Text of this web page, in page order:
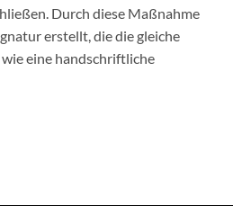
Durch diese Maßnahme
erstellt, die die gleiche
eine handschriftliche